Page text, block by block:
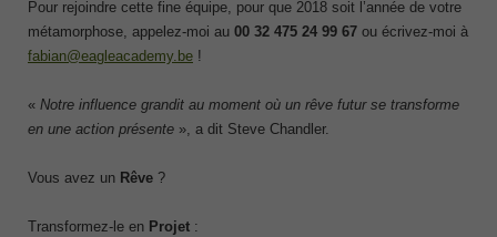
Pour rejoindre cette fine équipe, pour que 2018 soit l’année de votre
métamorphose, appelez-moi au 00 32 475 24 99 67 ou écrivez-moi à
fabian@eagleacademy.be !
« Notre influence grandit au moment où un rêve futur se transforme
en une action présente », a dit Steve Chandler.
Vous avez un Rêve ?
Transformez-le en Projet :